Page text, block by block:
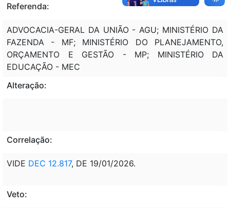
Referenda:
ADVOCACIA-GERAL DA UNIÃO - AGU; MINISTÉRIO DA
FAZENDA - MF; MINISTÉRIO DO PLANEJAMENTO,
ORÇAMENTO E GESTÃO - MP; MINISTÉRIO DA
EDUCAÇÃO - MEC
Alteração:
Correlação:
VIDE DEC 12.817, DE 19/01/2026.
Veto: